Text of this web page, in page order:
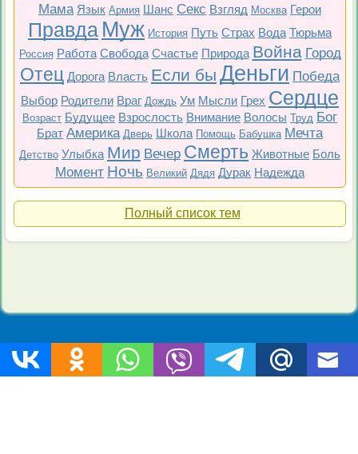
Мама Язык Армия Шанс Секс Взгляд Москва Герои
Правда Муж История Путь Страх Вода Тюрьма
Россия Работа Свобода Счастье Природа Война Город
Отец Дорога Власть Если бы Деньги Победа
Выбор Родители Враг Дождь Ум Мысли Грех Сердце
Возраст Будущее Взрослость Внимание Волосы Труд Бог
Брат Америка Дверь Школа Помощь Бабушка Мечта
Детство Улыбка Мир Вечер Смерть Животные Боль
Момент Ночь Великий Дядя Дурак Надежда
Полный список тем
Топ 200 Все фильмы Советские Российские
Все темы
Copyright © 2009-2026 Цитаты-из-фильмов.рф